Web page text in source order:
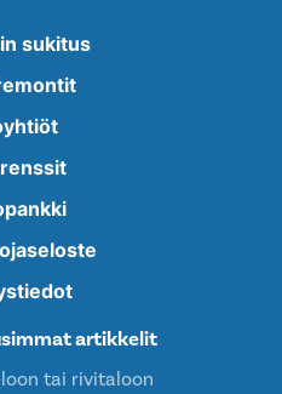
sukitus
artikkelit
tai rivitaloon